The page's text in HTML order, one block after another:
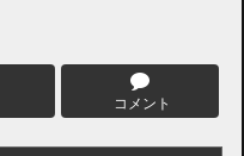
コメント